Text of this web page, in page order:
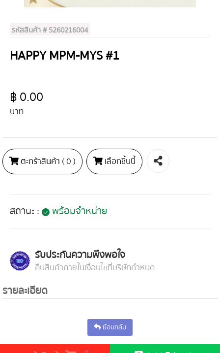
รหัสสินค้า # 5260216004
HAPPY MPM-MYS #1
฿ 0.00
บาท
ตะกร้าสินค้า (0) เลือกชิ้นนี้
สถานะ : พร้อมจำหน่าย
รับประกันความพึงพอใจ
คืนสินค้าภายในเงื่อนไขที่บริษัทกำหนด
รายละเอียด
ย้อนกลับ